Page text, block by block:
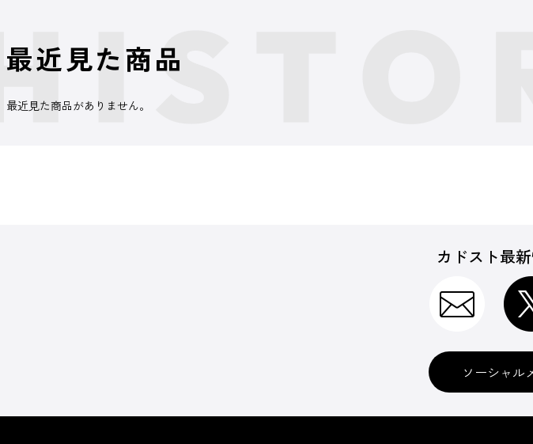
最近見た商品
最近見た商品がありません。
カドスト最
ソーシャル